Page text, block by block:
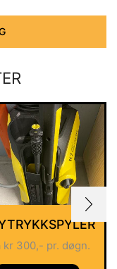
kr300,- pr. døgn.